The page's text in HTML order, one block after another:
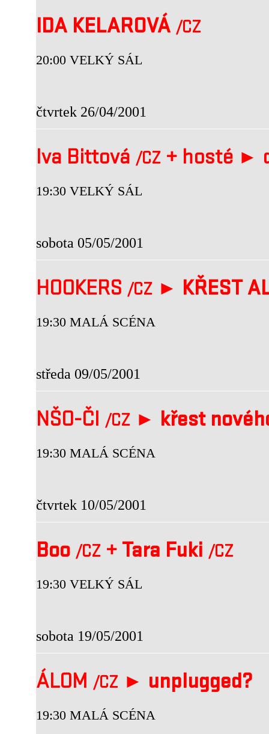
IDA KELAROVÁ /CZ
20:00 VELKÝ SÁL
čtvrtek 26/04/2001
Iva Bittová /CZ + hosté ►
19:30 VELKÝ SÁL
sobota 05/05/2001
HOOKERS /CZ ► KŘEST
19:30 MALÁ SCÉNA
středa 09/05/2001
NŠO-ČI /CZ ► křest
19:30 MALÁ SCÉNA
čtvrtek 10/05/2001
Boo /CZ + Tara Fuki /CZ
19:30 VELKÝ SÁL
sobota 19/05/2001
ÁLOM /CZ ► unplugged?
19:30 MALÁ SCÉNA